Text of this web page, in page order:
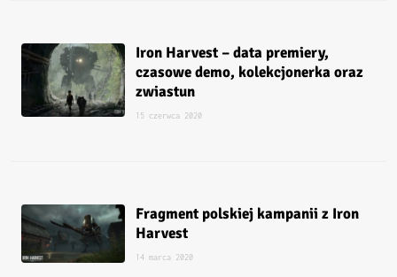
Iron Harvest – data premiery,
czasowe demo, kolekcjonerka oraz
zwiastun
15 czerwca 2020
Fragment polskiej kampanii z Iron
Harvest
14 marca 2020